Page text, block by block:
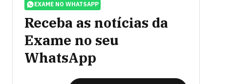
EXAME NO WHATSAPP
Receba as notícias da
Exame no seu
WhatsApp